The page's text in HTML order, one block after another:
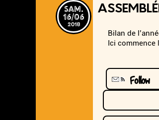
sam.
16/06
2018
Bilan de
Ici commence
Follow